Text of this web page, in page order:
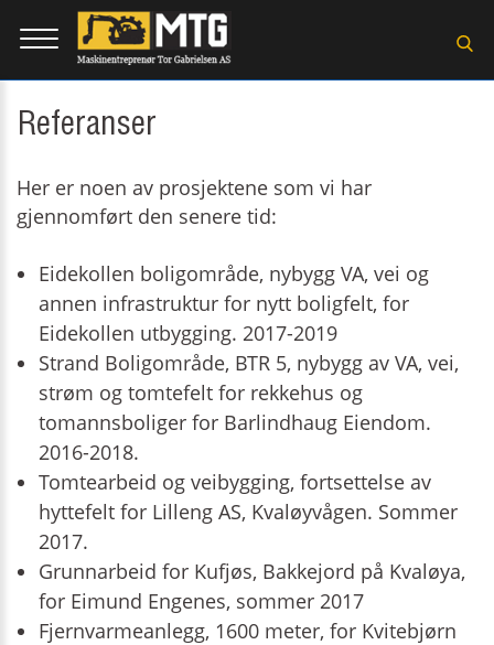
Referanser
Her er noen av prosjektene som vi har
gjennomført den senere tid:
Eidekollen boligområde, nybygg VA, vei og
annen infrastruktur for nytt boligfelt, for
Eidekollen utbygging. 2017-2019
Strand Boligområde, BTR 5, nybygg av VA, vei,
strøm og tomtefelt for rekkehus og
tomannsboliger for Barlindhaug Eiendom.
2016-2018.
Tomtearbeid og veibygging, fortsettelse av
hyttefelt for Lilleng AS, Kvaløyvågen. Sommer
2017.
Grunnarbeid for Kufjøs, Bakkejord på Kvaløya,
for Eimund Engenes, sommer 2017
Fjernvarmeanlegg, 1600 meter, for Kvitebjørn